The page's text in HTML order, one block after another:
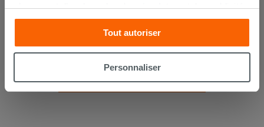
s’occupent d’analyser les données Internet, les publicités
et les réseaux sociaux. Lesdits partenaires pourraient
combiner ces informations avec d’autres que vous leur
avez fournies ou qu’ils ont recueillies à partir de votre
utilisation sur leurs services. Si vous souhaitez en savoir
cookies, ou à quelques-uns seulement,cliquez iciou
Tout autoriser
Personnaliser
Smile 90 Base 2 tiroirs 89x45 h45
127,92 € /PC159,90 € -20,00 %
AJOUTER AU PANIER